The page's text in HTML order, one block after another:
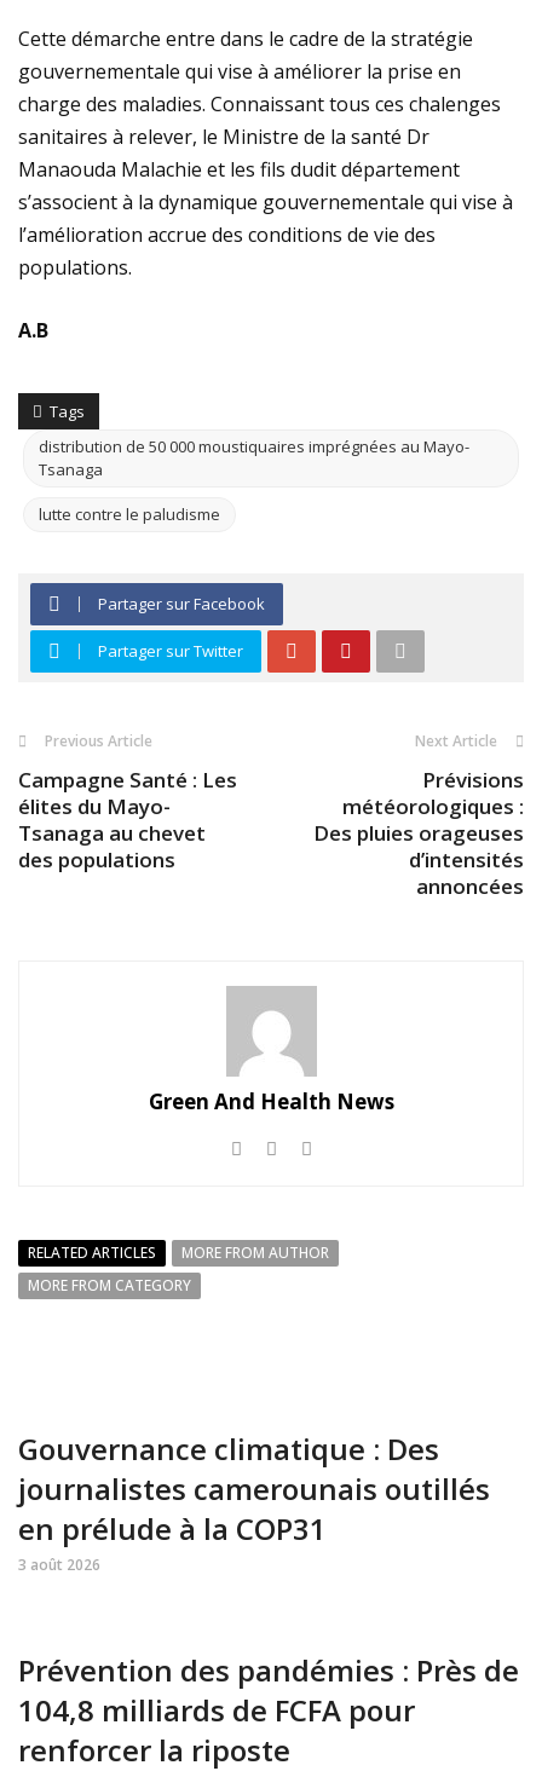
Cette démarche entre dans le cadre de la stratégie
gouvernementale qui vise à améliorer la prise en
charge des maladies. Connaissant tous ces chalenges
sanitaires à relever, le Ministre de la santé Dr
Manaouda Malachie et les fils dudit département
s’associent à la dynamique gouvernementale qui vise à
l’amélioration accrue des conditions de vie des
populations.
A.B
Tags
distribution de 50 000 moustiquaires imprégnées au Mayo-
Tsanaga
lutte contre le paludisme
Partager sur Facebook
Partager sur Twitter
Previous Article
Campagne Santé : Les
élites du Mayo-
Tsanaga au chevet
des populations
Next Article
Prévisions
météorologiques :
Des pluies orageuses
d’intensités
annoncées
Green And Health News
RELATED ARTICLES
MORE FROM AUTHOR
MORE FROM CATEGORY
Gouvernance climatique : Des
journalistes camerounais outillés
en prélude à la COP31
3 août 2026
Prévention des pandémies : Près de
104,8 milliards de FCFA pour
renforcer la riposte